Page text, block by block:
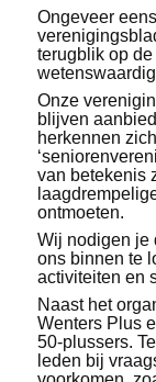
Ongeveer
terugblik op
Onze
blijven
herkennen
van betekenis
ontmoeten.
Wij nodigen je
ons binnen te
activiteiten en
Naast het
Wenters Plus
50-plussers.
leden bij